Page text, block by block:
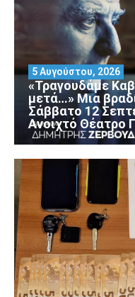
«Τραγουδάμε
μετά…» Μια
Σάββατο 12
Ανοιχτό Θέατρο
5 Αυγούστου, 2026